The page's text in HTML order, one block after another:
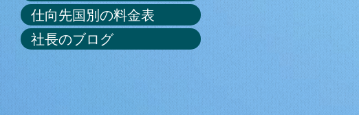
仕向先国別の料金表
社長のブログ